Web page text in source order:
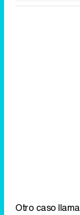
Otro caso